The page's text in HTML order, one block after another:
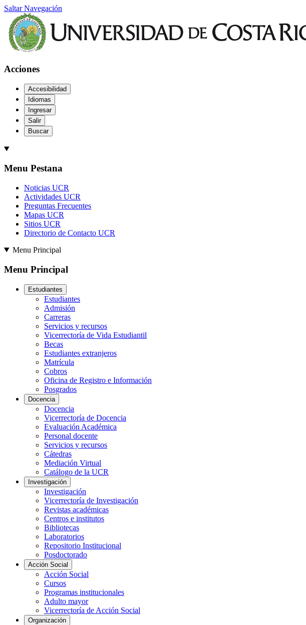
Saltar Navegación
Acciones
Accesibilidad
Idiomas
Ingresar
Salir
Buscar
Menu Pestana
Noticias UCR
Actividades UCR
Preguntas Frecuentes
Mapas UCR
Sitios UCR
Directorio de Contacto UCR
Menu Principal
Menu Principal
Estudiantes
Estudiantes
Admisión
Carreras
Servicios y recursos
Vicerrectoría de Vida Estudiantil
Becas
Estudiantes extranjeros
Matrícula
Cobros
Oficina de Registro e Información
Posgrados
Docencia
Docencia
Vicerrectoría de Docencia
Evaluación Académica
Personal docente
Servicios y recursos
Cátedras
Mediación Virtual
Catálogo de la UCR
Investigación
Investigación
Vicerrectoría de Investigación
Revistas académicas
Centros e institutos
Bibliotecas
Laboratorios
Repositorio Institucional
Posdoctorado
Acción Social
Acción Social
Cursos
Programas institucionales
Adulto mayor
Vicerrectoría de Acción Social
Organización